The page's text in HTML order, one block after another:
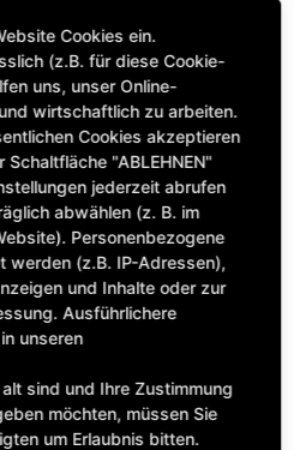
Kompatibilität zu sehen
bevorzugten Standort abholen
Cookies ein.
(z.B. für diese Cookie-
uns, unser Online-
wirtschaftlich zu arbeiten.
Cookies akzeptieren
"ABLEHNEN"
jederzeit abrufen
abwählen (z. B. im
Personenbezogene
werden (z.B. IP-Adressen),
und Inhalte oder zur
Ausführlichere
unseren
sind und Ihre Zustimmung
möchten, müssen Sie
um Erlaubnis bitten.